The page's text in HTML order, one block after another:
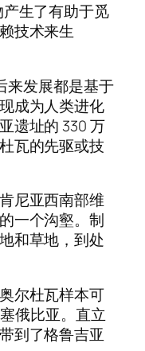
生了有助于觅
技术来生
来发展都是基于
成为人类进化
遗址的 330 万
瓦的先驱或技
尼亚西南部维
一个沟壑。制
和草地，到处
尔杜瓦样本可
俄比亚。直立
到了格鲁吉亚